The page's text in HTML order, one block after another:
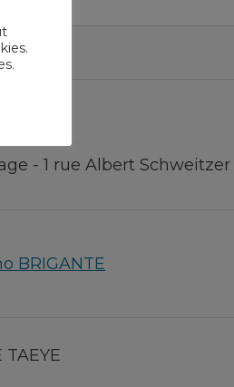
88 51
- 1 rue Albert
BRIGANTE
TAEYE